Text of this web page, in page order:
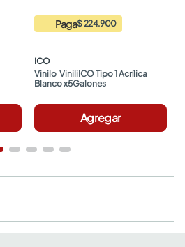
Paga$ 224.900
ICO
Vinilo  ViniliICO Tipo 1 Acrílica
Blanco x5Galones
Agregar